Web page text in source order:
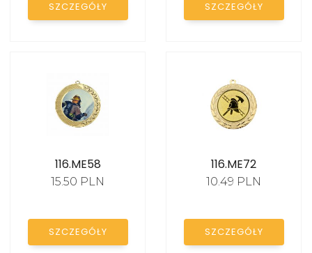
STATUETKI SZKLANE
STATUETKI AKRYLOWE
EMBLEMATY
TROPHY PACKS
SZCZEGÓŁY SZCZEGÓŁY
116.ME58
15.50 PLN
SZCZEGÓŁY
116.ME72
10.49 PLN
SZCZEGÓŁY